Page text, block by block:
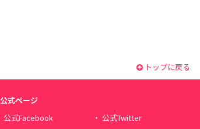
トップに戻る
公式ページ
公式Facebook
公式Twitter